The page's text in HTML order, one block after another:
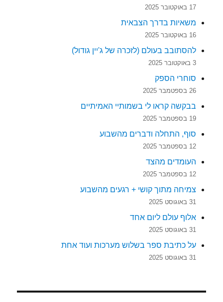
17 באוקטובר 2025
משאיות בדרך הצבאית
16 באוקטובר 2025
להסתובב בעולם (לזכרה של ג'יין גודול)
3 באוקטובר 2025
סוחרי הספק
26 בספטמבר 2025
בבקשה קראו לי בשמותיי האמיתיים
19 בספטמבר 2025
סוף, התחלה ודברים מהשבוע
12 בספטמבר 2025
העומדים מהצד
12 בספטמבר 2025
צמיחה מתוך קושי + רגעים מהשבוע
31 באוגוסט 2025
אלוף עולם ליום אחד
31 באוגוסט 2025
על כתיבת ספר בשלוש מערכות ועוד אחת
31 באוגוסט 2025